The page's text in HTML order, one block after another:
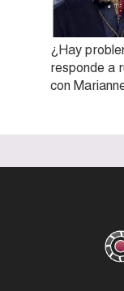
¿Hay
responde a
con